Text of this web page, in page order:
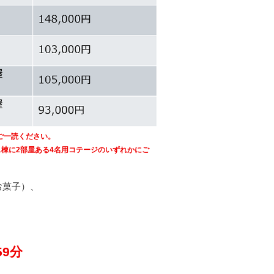
読ください。
に2部屋ある4名用コテージのいずれかにご
子）、
分